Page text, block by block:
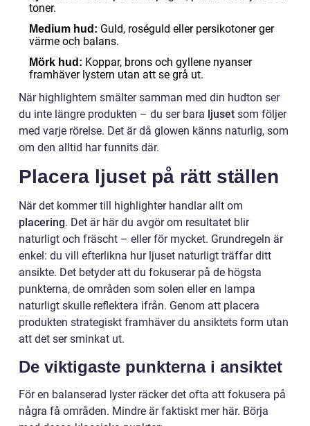
toner.
Medium hud: Guld, roséguld eller persikotoner ger
värme och balans.
Mörk hud: Koppar, brons och gyllene nyanser
framhäver lystern utan att se grå ut.
När highlightern smälter samman med din hudton ser
du inte längre produkten – du ser bara ljuset som följer
med varje rörelse. Det är då glowen känns naturlig, som
om den alltid har funnits där.
Placera ljuset på rätt ställen
När det kommer till highlighter handlar allt om
placering. Det är här du avgör om resultatet blir
naturligt och fräscht – eller för mycket. Grundregeln är
enkel: du vill efterlikna hur ljuset naturligt träffar ditt
ansikte. Det betyder att du fokuserar på de högsta
punkterna, de områden som solen eller en lampa
naturligt skulle reflektera ifrån. Genom att placera
produkten strategiskt framhäver du ansiktets form utan
att det ser sminkat ut.
De viktigaste punkterna i ansiktet
För en balanserad lyster räcker det ofta att fokusera på
några få områden. Mindre är faktiskt mer här. Börja